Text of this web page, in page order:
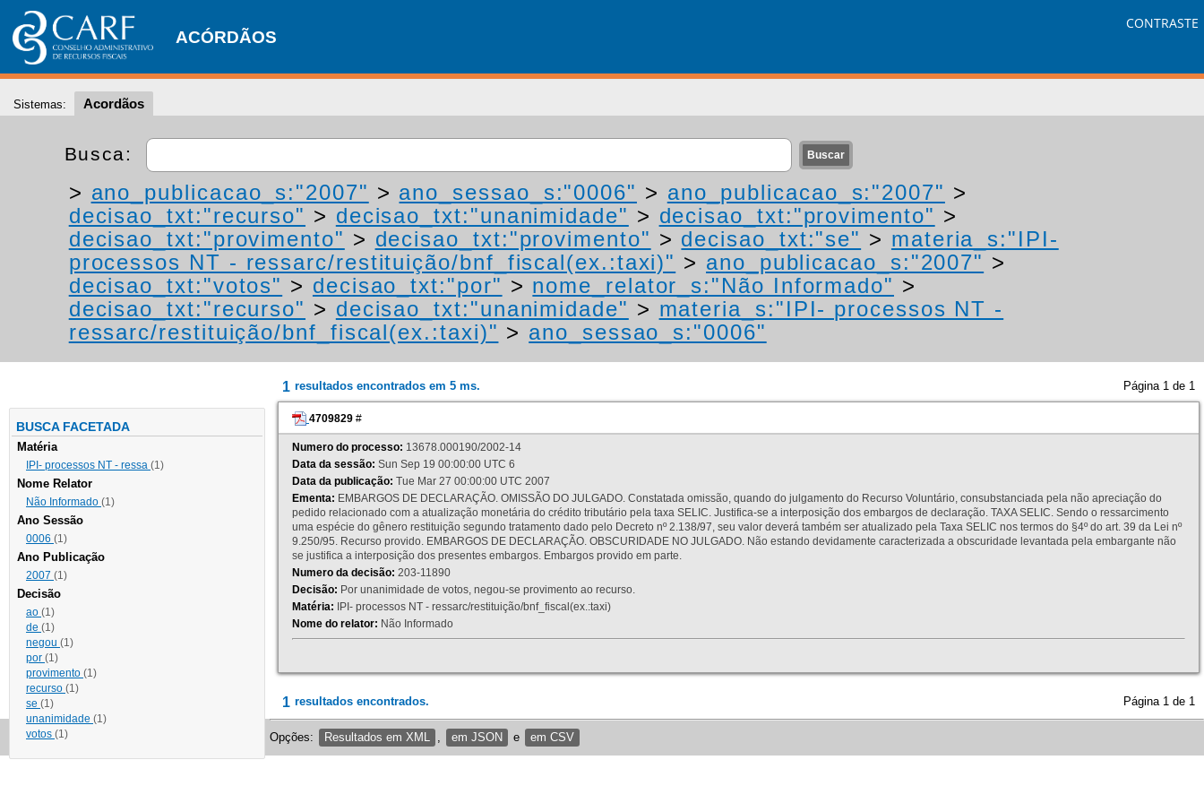
ACÓRDÃOS
CONTRASTE
Sistemas: Acordãos
Busca:
> ano_publicacao_s:"2007" > ano_sessao_s:"0006" > ano_publicacao_s:"2007" >
decisao_txt:"recurso" > decisao_txt:"unanimidade" > decisao_txt:"provimento" >
decisao_txt:"provimento" > decisao_txt:"provimento" > decisao_txt:"se" > materia_s:"IPI-
processos NT - ressarc/restituição/bnf_fiscal(ex.:taxi)" > ano_publicacao_s:"2007" >
decisao_txt:"votos" > decisao_txt:"por" > nome_relator_s:"Não Informado" >
decisao_txt:"recurso" > decisao_txt:"unanimidade" > materia_s:"IPI- processos NT -
ressarc/restituição/bnf_fiscal(ex.:taxi)" > ano_sessao_s:"0006"
BUSCA FACETADA
Matéria
IPI- processos NT - ressa (1)
Nome Relator
Não Informado (1)
Ano Sessão
0006 (1)
Ano Publicação
2007 (1)
Decisão
ao (1)
de (1)
negou (1)
por (1)
provimento (1)
recurso (1)
se (1)
unanimidade (1)
votos (1)
1 resultados encontrados em 5 ms. Página 1 de 1
4709829 #
Numero do processo: 13678.000190/2002-14
Data da sessão: Sun Sep 19 00:00:00 UTC 6
Data da publicação: Tue Mar 27 00:00:00 UTC 2007
Ementa: EMBARGOS DE DECLARAÇÃO. OMISSÃO DO JULGADO. Constatada omissão, quando do julgamento do Recurso Voluntário, consubstanciada pela não apreciação do
pedido relacionado com a atualização monetária do crédito tributário pela taxa SELIC. Justifica-se a interposição dos embargos de declaração. TAXA SELIC. Sendo o ressarcimento
uma espécie do gênero restituição segundo tratamento dado pelo Decreto nº 2.138/97, seu valor deverá também ser atualizado pela Taxa SELIC nos termos do §4º do art. 39 da Lei nº
9.250/95. Recurso provido. EMBARGOS DE DECLARAÇÃO. OBSCURIDADE NO JULGADO. Não estando devidamente caracterizada a obscuridade levantada pela embargante não
se justifica a interposição dos presentes embargos. Embargos provido em parte.
Numero da decisão: 203-11890
Decisão: Por unanimidade de votos, negou-se provimento ao recurso.
Matéria: IPI- processos NT - ressarc/restituição/bnf_fiscal(ex.:taxi)
Nome do relator: Não Informado
1 resultados encontrados. Página 1 de 1
Opções: Resultados em XML em JSON e em CSV